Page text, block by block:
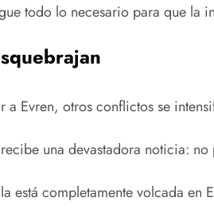
todo lo necesario para que la
a Evren, otros conflictos se
una devastadora noticia: no
está completamente volcada en